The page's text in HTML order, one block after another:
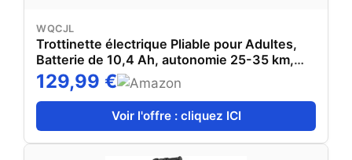
WQCJL
Trottinette électrique Pliable pour Adultes,
Batterie de 10,4 Ah, autonomie 25-35 km,
Connexion app
129,99 €
Voir l'offre : cliquez ICI